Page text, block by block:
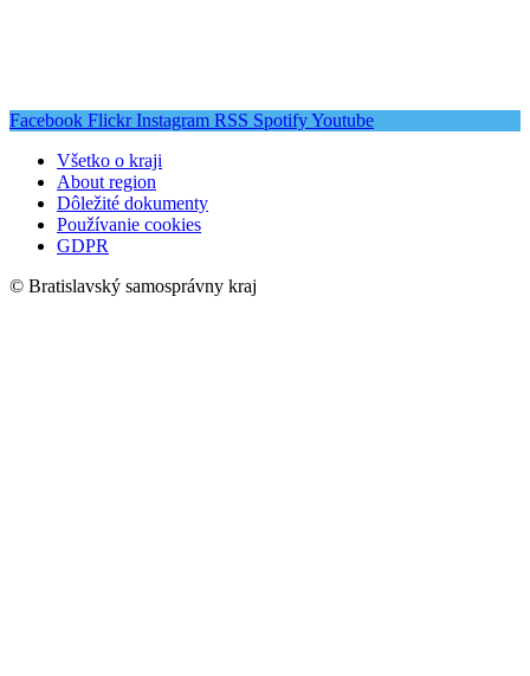
Facebook Flickr Instagram RSS SpotifyYoutube
Všetko o kraji
About region
Dôležité dokumenty
Používanie cookies
GDPR
© Bratislavský samosprávny kraj